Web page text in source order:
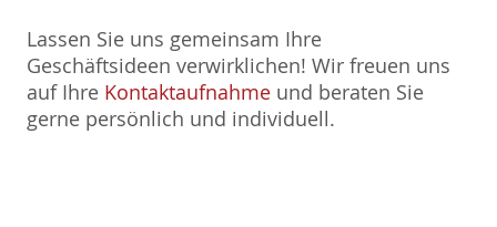
Lassen Sie uns gemeinsam Ihre
Geschäftsideen verwirklichen! Wir freuen uns
auf Ihre Kontaktaufnahme und beraten Sie
gerne persönlich und individuell.